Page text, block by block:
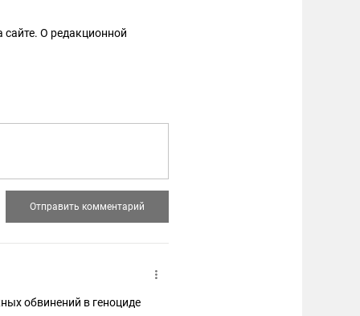
сайте. О редакционной
обвинений в геноциде